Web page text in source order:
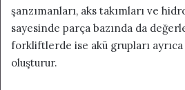
şanzımanları, aks takımları ve
sayesinde parça bazında da
forkliftlerde ise akü grupları
oluşturur.